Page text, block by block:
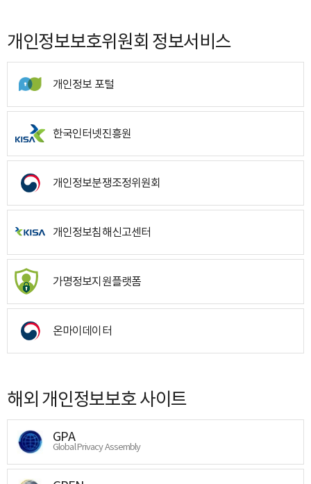
개인정보보호위원회 정보서비스
개인정보 포털
한국인터넷진흥원
개인정보분쟁조정위원회
개인정보침해신고센터
가명정보지원플랫폼
온마이데이터
해외 개인정보보호 사이트
GPA
Global Privacy Assembly